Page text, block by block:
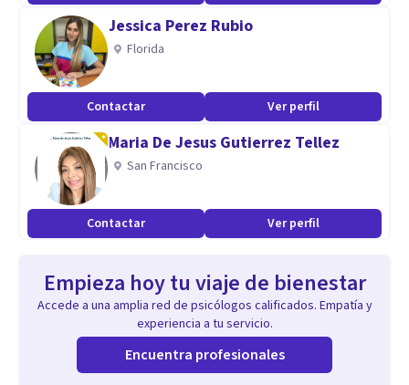
Jessica Perez Rubio
Florida
Contactar Ver perfil
Maria De Jesus Gutierrez Tellez
San Francisco
Contactar Ver perfil
Empieza hoy tu viaje de bienestar
Accede a una amplia red de psicólogos calificados. Empatía y
experiencia a tu servicio.
Encuentra profesionales